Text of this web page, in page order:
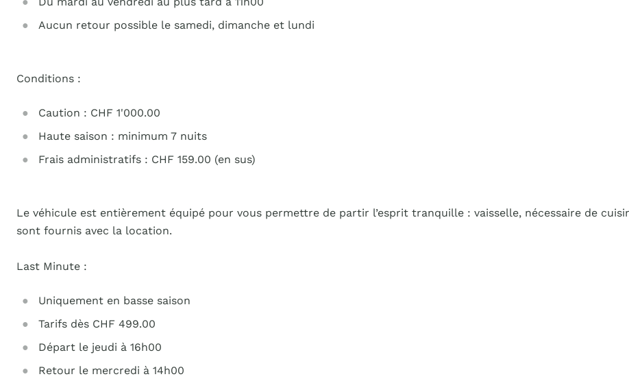
Aucun retour possible le samedi, dimanche et lundi
Conditions :
Caution : CHF 1'000.00
Haute saison : minimum 7 nuits
Frais administratifs : CHF 159.00 (en sus)
Le véhicule est entièrement équipé pour vous permettre de partir l’esprit tranquille : vaisselle, nécessaire de
sont fournis avec la location.
Last Minute :
Uniquement en basse saison
Tarifs dès CHF 499.00
Départ le jeudi à 16h00
Retour le mercredi à 14h00